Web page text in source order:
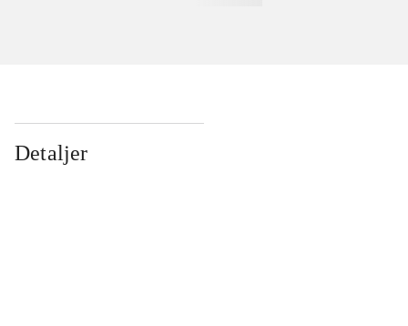
Detaljer